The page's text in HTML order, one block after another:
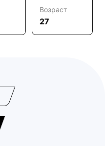
Возраст
27